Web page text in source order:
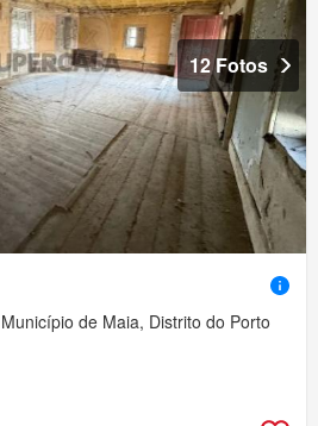
12 Fotos
de Maia, Distrito do Porto